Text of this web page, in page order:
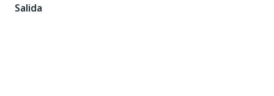
Salida